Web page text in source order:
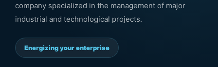
company specialized in the management of major
industrial and technological projects.
Energizing your enterprise